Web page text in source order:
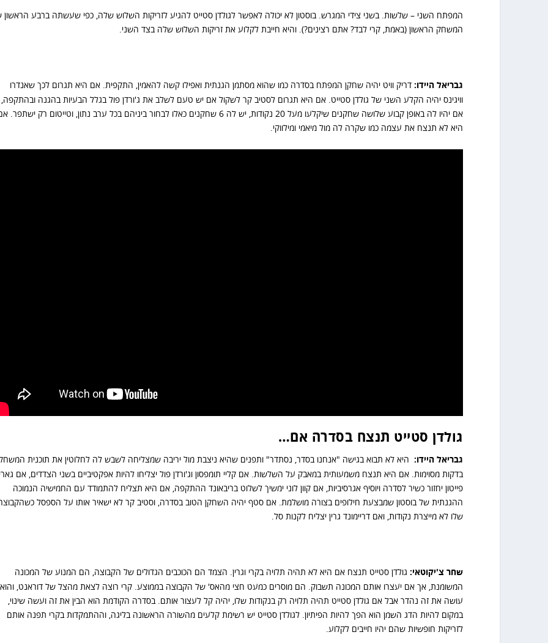
המפתח השני – שלשות. בשני צידי המגרש. בוסטון לא יכולה לאפשר לגולדן סטייט להגיע לזריקות השלוש שלה, כפי שעשתה ברבע הראשון
המשחק הראשון (באמת, קרי לבד? אתם רצינים?). והיא חייבת לקלוע את זריקות השלוש שלה בצד השני.
גבריאל היידו:דריק וויט יהיה שחקן המפתח בסדרה כמו שהוא מסתמן הגנתית ואפילו קשה להאמין, התקפית. אם היא תגרום לכך שאנדרו
וויגינס יהיה הקלע השני של גולדן סטייט. אם היא תגרום לסטיב קר לשקול אם יש טעם לשלב את ג'ורדן פול בגלל הבעיות בהגנה ובהתקפה,
אם יהיו לה באופן קבוע שלושה שחקנים שיקלעו מעל 20 נקודות, יש לה 6 שחקנים כאלו לבחור ביניהם בכל ערב נתון, וטייטום רק ישתפר.
היא לא תנצח את עצמה כמו שקרה לה מול מיאמי ומילווקי.
גולדן סטייט תנצח בסדרה אם…
גבריאל היידו: היא לא תבוא בגישה "אנחנו בסדר, נסתדר" ותפנים שהיא ניצבת מול יריבה שמצליחה לשבש לה לחלוטין את תוכנית
בדקות מסוימות. אם היא תנצח משמעותית במאבק על השלשות. אם קליי תומפסון וג'ורדן פול יצליחו להיות אפקטיביים בשני הצדדים, אם
פייטון יחזור כשיר לסדרה ויוסיף אגרסיביות, אם קוון לוני ימשיך לשלוט בריבאונד ההתקפה, אם היא תצליח להתמודד עם החמישיה הנמוכה
ההגנתית של בוסטון שמבצעת חילופים בצורה מושלמת. אם סטף יהיה השחקן הטוב בסדרה, וסטיב קר לא ישאיר אותו על הספסל
שלו לא מייצרת נקודות, ואם דריימונד גרין יצליח לקנות סל.
שחר צ'יקוטאי: גולדן סטייט תנצח אם היא לא תהיה תלויה בקרי וגרין. הצמד הם הכוכבים הגדולים של הקבוצה, הם המנוע של המכונה
המשומנת, אך אם יעצרו אותם המכונה תשבוק. הם מוסרים כמעט חצי מהאס' של הקבוצה בממוצע. קרי רוצה לצאת מהצל של דוראנט, והוא
עושה את זה נהדר אבל אם גולדן סטייט תהיה תלויה רק בנקודות שלו, יהיה קל לעצור אותם. בסדרה הקודמת הוא הבין את זה ועשה שינוי,
במקום להיות הדג השמן הוא הפך להיות הפיתיון. לגולדן סטייט יש רשימת קלעים מהשורה הראשונה בליגה, וההתמקדות בקרי תפנה אותם
לזריקות חופשיות שהם יהיו חייבים לקלוע.